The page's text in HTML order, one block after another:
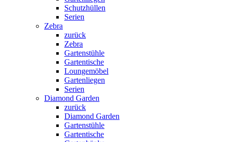
Schutzhüllen
Serien
Zebra
zurück
Zebra
Gartenstühle
Gartentische
Loungemöbel
Gartenliegen
Serien
Diamond Garden
zurück
Diamond Garden
Gartenstühle
Gartentische